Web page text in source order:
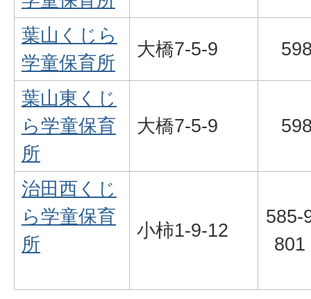
葉山くじら
学童保育所
大橋7-5-9
葉山東くじ
ら学童保育
所
大橋7-5-9
治田西くじ
ら学童保育
所
小柿1-9-12
585-
801